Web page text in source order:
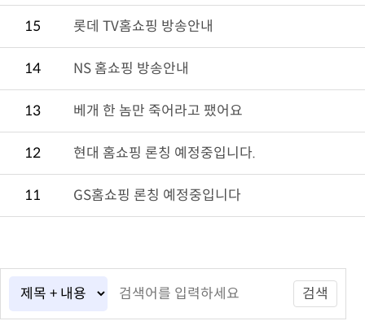
15 롯데 TV홈쇼핑 방송안내
14 NS 홈쇼핑 방송안내
13 베개 한 놈만 죽어라고 팼어요
12 현대 홈쇼핑 론칭 예정중입니다.
11 GS홈쇼핑 론칭 예정중입니다
검색